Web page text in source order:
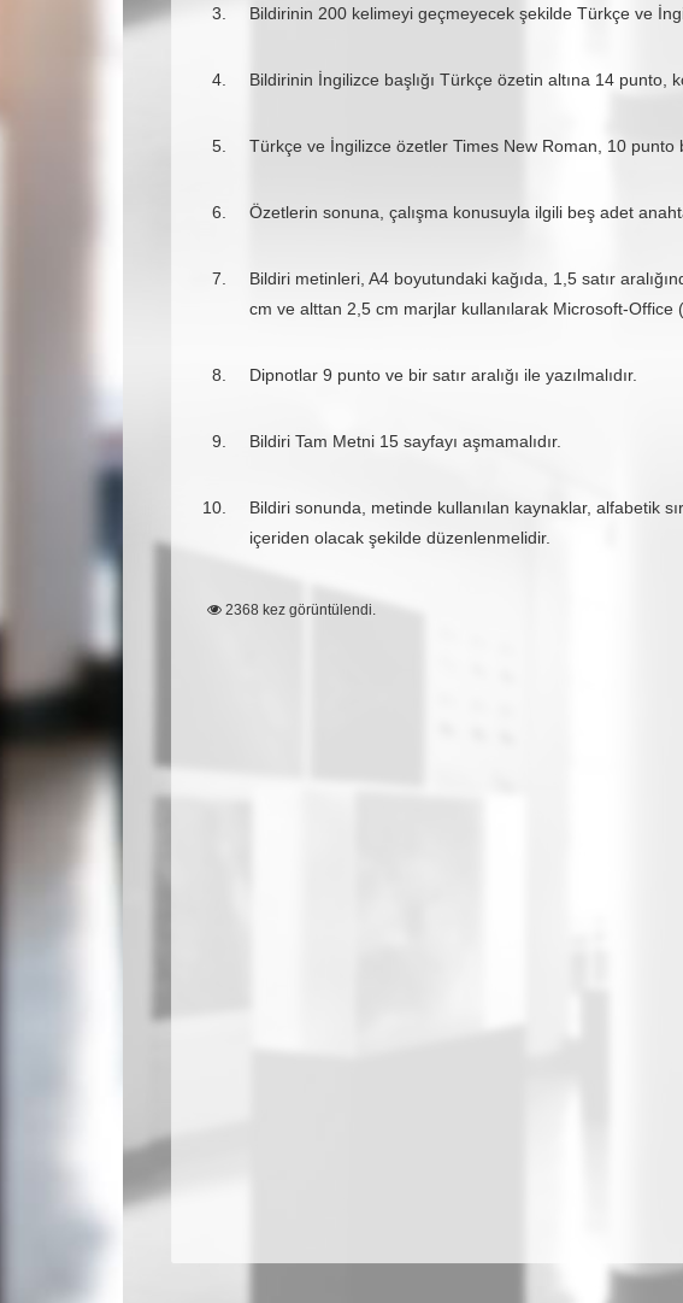
Bildirinin 200 kelimeyi geçmeyecek şekilde Türkçe ve
Bildirinin İngilizce başlığı Türkçe özetin altına 14 punto,
Türkçe ve İngilizce özetler Times New Roman, 10 punto
Özetlerin sonuna, çalışma konusuyla ilgili beş adet
Bildiri metinleri, A4 boyutundaki kağıda, 1,5 satır
cm ve alttan 2,5 cm marjlar kullanılarak Microsoft-Office
Dipnotlar 9 punto ve bir satır aralığı ile yazılmalıdır.
Bildiri Tam Metni 15 sayfayı aşmamalıdır.
Bildiri sonunda, metinde kullanılan kaynaklar, alfabetik
içeriden olacak şekilde düzenlenmelidir.
2368 kez görüntülendi.